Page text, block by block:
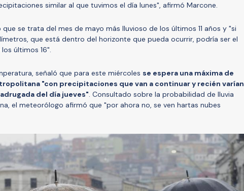
similar al que tuvimos el día lunes", afirmó Marcone.
se trata del mes de mayo más lluvioso de los últimos 11 años y "si
que está dentro del horizonte que pueda ocurrir, podría ser el
últimos 16".
señaló que para este miércoles se espera una máxima de
"con precipitaciones que van a continuar y recién varían
del día jueves". Consultado sobre la probabilidad de lluvia
el meteorólogo afirmó que "por ahora no, se ven hartas nubes